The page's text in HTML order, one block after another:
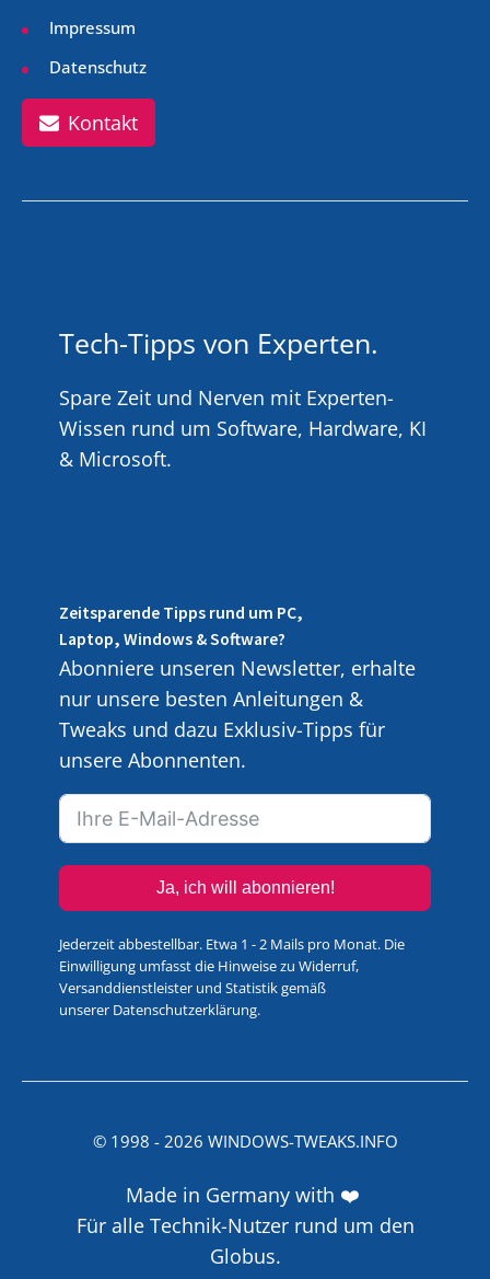
Impressum
Datenschutz
Kontakt
Tech-Tipps von Experten.
Spare Zeit und Nerven mit Experten-
Wissen rund um Software, Hardware, KI
& Microsoft.
Zeitsparende Tipps rund um PC,
Laptop, Windows & Software?
Abonniere unseren Newsletter, erhalte
nur unsere besten Anleitungen &
Tweaks und dazu Exklusiv-Tipps für
unsere Abonnenten.
Ja, ich will abonnieren!
Jederzeit abbestellbar. Etwa 1 - 2 Mails pro Monat. Die
Einwilligung umfasst die Hinweise zu Widerruf,
Versanddienstleister und Statistik gemäß
unserer Datenschutzerklärung.
© 1998 - 2026 WINDOWS-TWEAKS.INFO
Made in Germany with ❤️
Für alle Technik-Nutzer rund um den
Globus.